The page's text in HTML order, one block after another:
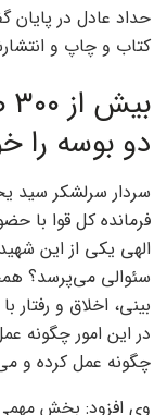
حداد عادل در پایان
کتاب و چاپ و
دو بوسه را
سردار سرلشکر سید
فرمانده کل قوا با
الهی یکی از این
سئوالی می‌پرسد؟
بینی، اخلاق و رفتار
در این امور چگونه
چگونه عمل کرده و
وی افزود: بخش مهمی